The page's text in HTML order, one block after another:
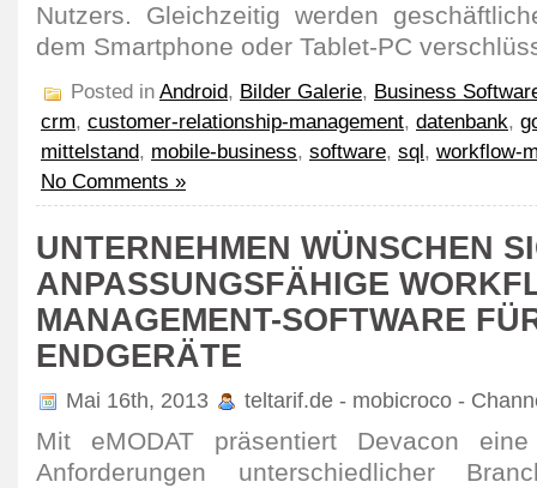
Nutzers. Gleichzeitig werden
dem Smartphone oder Tablet-PC
Posted in Android, Bilder Galerie, Business
crm, customer-relationship-management, datenbank,
mittelstand, mobile-business, software, sql, workflow-
No Comments »
UNTERNEHMEN WÜNSCHEN
ANPASSUNGSFÄHIGE
MANAGEMENT-SOFTWARE
ENDGERÄTE
Mai 16th, 2013 teltarif.de - mobicroco -
Mit eMODAT präsentiert Devacon
Anforderungen unterschiedlicher